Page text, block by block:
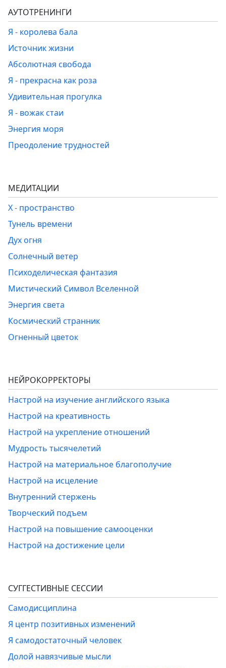
АУТОТРЕНИНГИ
Я - королева бала
Источник жизни
Абсолютная свобода
Я - прекрасна как роза
Удивительная прогулка
Я - вожак стаи
Энергия моря
Преодоление трудностей
МЕДИТАЦИИ
Х - пространство
Тунель времени
Дух огня
Солнечный ветер
Психоделическая фантазия
Мистический Символ Вселенной
Энергия света
Космический странник
Огненный цветок
НЕЙРОКОРРЕКТОРЫ
Настрой на изучение английского языка
Настрой на креативность
Настрой на укрепление отношений
Мудрость тысячелетий
Настрой на материальное благополучие
Настрой на исцеление
Внутренний стержень
Творческий подъем
Настрой на повышение самооценки
Настрой на достижение цели
СУГГЕСТИВНЫЕ СЕССИИ
Самодисциплина
Я центр позитивных изменений
Я самодостаточный человек
Долой навязчивые мысли